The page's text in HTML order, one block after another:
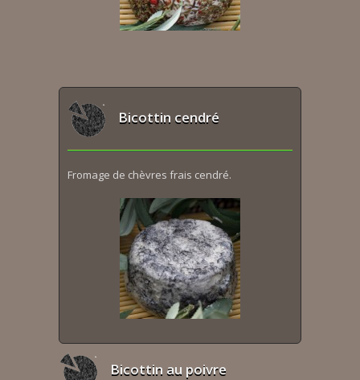
Bicottin cendré
Fromage de chèvres frais cendré.
Bicottin au poivre